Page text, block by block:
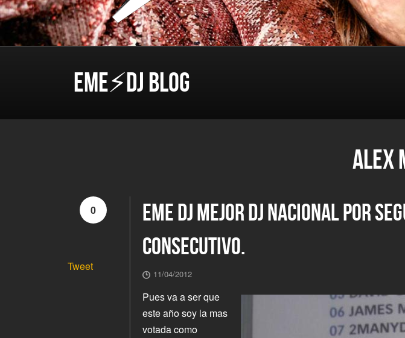
EME⚡DJ BLOG
ALEX
0
Tweet
EME DJ MEJOR DJ NACIONAL POR
CONSECUTIVO.
11/04/2012
Pues va a ser que
este año soy la mas
votada como